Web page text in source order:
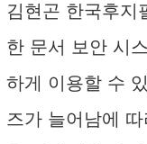
김현곤 한국후지
한 문서 보안 시
하게 이용할 수
즈가 늘어남에